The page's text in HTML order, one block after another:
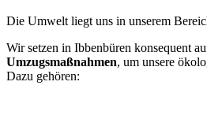
Die Umwelt liegt uns in unserem
Wir setzen in Ibbenbüren konsequent
Umzugsmaßnahmen, um unsere
Dazu gehören: